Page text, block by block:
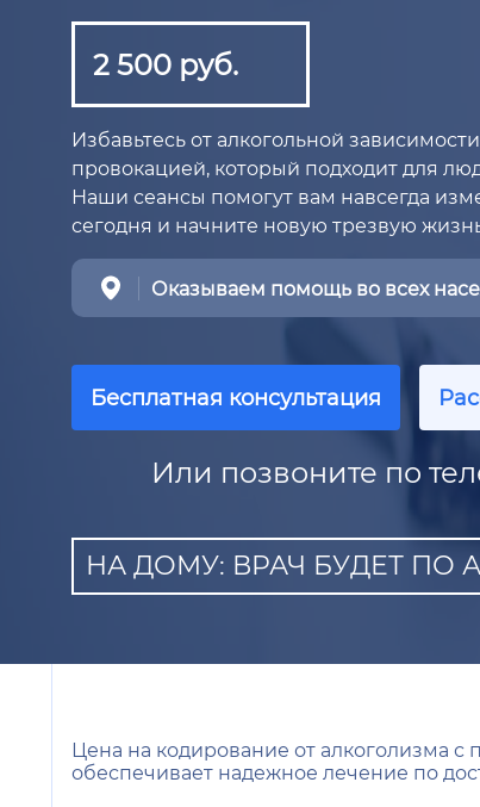
2 500 руб.
Избавьтесь от алкогольной
провокацией, который подходит для
Наши сеансы помогут вам навсегда
сегодня и начните новую трезвую
Оказываем помощь во всех
Бесплатная консультация
Или позвоните по
НА ДОМУ: ВРАЧ БУДЕТ ПО
Цена на кодирование от алкоголизма
обеспечивает надежное лечение по